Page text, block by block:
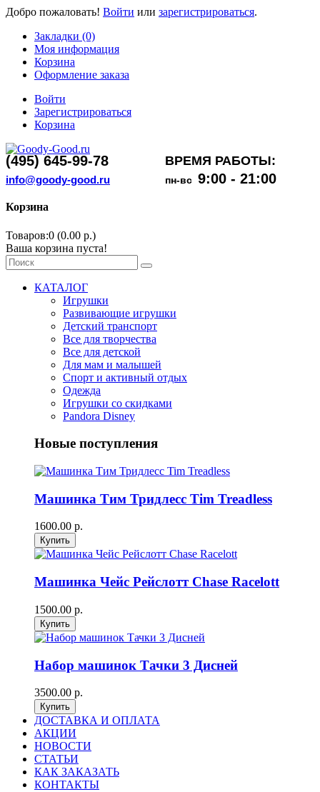
Добро пожаловать! Войти или зарегистрироваться.
Закладки (0)
Моя информация
Корзина
Оформление заказа
Войти
Зарегистрироваться
Корзина
(495) 645-99-78 ВРЕМЯ РАБОТЫ:
info@goody-good.ru пн-вс 9:00 - 21:00
Корзина
Товаров:0 (0.00 р.)
Ваша корзина пуста!
КАТАЛОГ
Игрушки
Развивающие игрушки
Детский транспорт
Все для творчества
Все для детской
Для мам и малышей
Спорт и активный отдых
Одежда
Игрушки со скидками
Pandora Disney
Новые поступления
Машинка Тим Тридлесс Tim Treadless
1600.00 р.
Машинка Чейс Рейслотт Chase Racelott
1500.00 р.
Набор машинок Тачки 3 Дисней
3500.00 р.
ДОСТАВКА И ОПЛАТА
АКЦИИ
НОВОСТИ
СТАТЬИ
КАК ЗАКАЗАТЬ
КОНТАКТЫ